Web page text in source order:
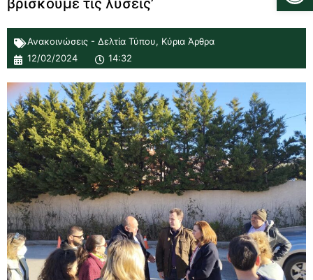
βρίσκουμε τις λύσεις’
Ανακοινώσεις - Δελτία Τύπου, Κύρια Άρθρα
12/02/2024
14:32